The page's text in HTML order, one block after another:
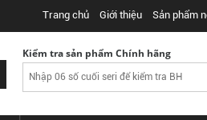
Trang chủ Giới thiệu Sản phẩm
Kiểm tra sản phẩm Chính hãng